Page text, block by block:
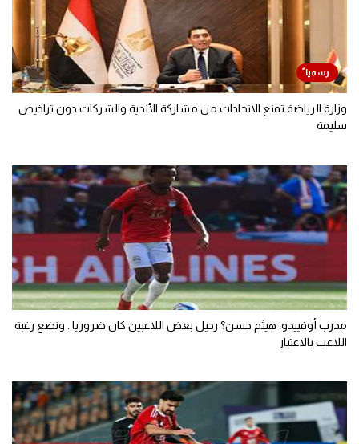
وزارة الرياضة تمنع الاتحادات من مشاركة الأندية والشركات دون تراخيص
سليمة
مدرب أوفييدو: هيثم حسن؟ رحيل بعض اللاعبين كان ضروريا.. ونضع رغبة
اللاعب بالاعتبار